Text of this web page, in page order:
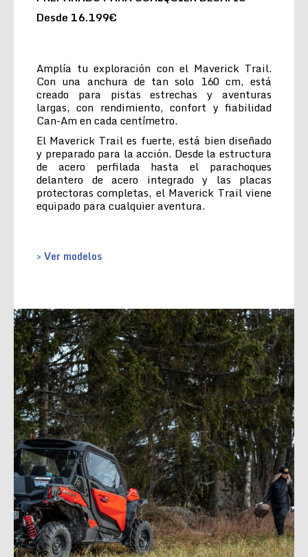
Desde 16.199€
Amplía tu exploración con el Maverick Trail.
Con una anchura de tan solo 160 cm, está
creado para pistas estrechas y aventuras
largas, con rendimiento, confort y fiabilidad
Can-Am en cada centímetro.
El Maverick Trail es fuerte, está bien diseñado
y preparado para la acción. Desde la estructura
de acero perfilada hasta el parachoques
delantero de acero integrado y las placas
protectoras completas, el Maverick Trail viene
equipado para cualquier aventura.
> Ver modelos